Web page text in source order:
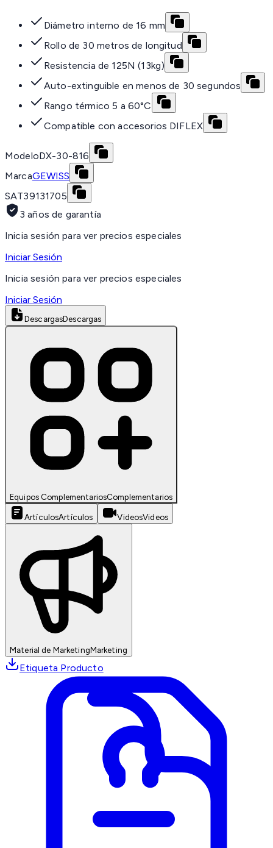
Diámetro interno de 16 mm
Rollo de 30 metros de longitud
Resistencia de 125N (13kg)
Auto-extinguible en menos de 30 segundos
Rango térmico 5 a 60°C
Compatible con accesorios DIFLEX
ModeloDX-30-816
MarcaGEWISS
SAT39131705
3 años de garantía
Inicia sesión para ver precios especiales
Iniciar Sesión
Inicia sesión para ver precios especiales
Iniciar Sesión
DescargasDescargas
Equipos ComplementariosComplementarios
ArtículosArtículos VideosVideos
Material de MarketingMarketing
Etiqueta Producto